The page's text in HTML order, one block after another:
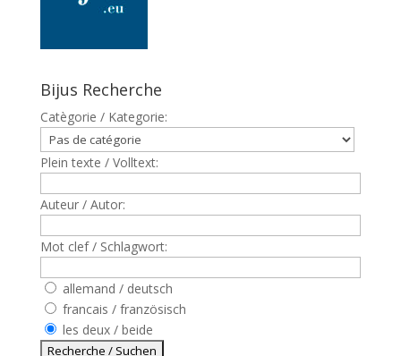
Bijus Recherche
Catègorie / Kategorie:
Plein texte / Volltext:
Auteur / Autor:
Mot clef / Schlagwort:
allemand / deutsch
francais / französisch
les deux / beide